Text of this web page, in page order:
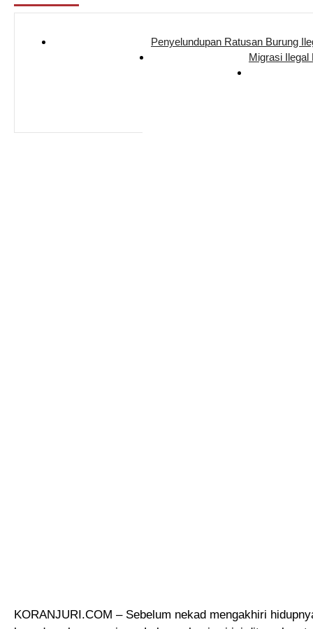
Penyelundupan Ratusan Burung
Migrasi
KORANJURI.COM – Sebelum nekad mengakhiri